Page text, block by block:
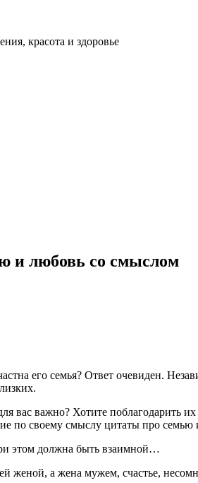
красота и здоровье
и любовь со смыслом
его семья? Ответ очевиден.
вас важно? Хотите поблагодарить
по своему смыслу цитаты про семью
этом должна быть взаимной…
женой, а жена мужем, счастье,